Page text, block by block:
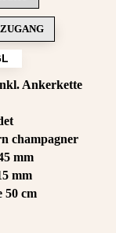
Ankerkette
champagner
mm
mm
50 cm